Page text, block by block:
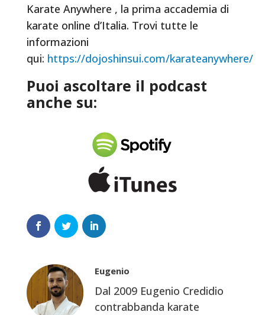
Karate Anywhere , la prima accademia di
karate online d’Italia. Trovi tutte le
informazioni
qui: https://dojoshinsui.com/karateanywhere/
Puoi ascoltare il podcast
anche su:
Eugenio
Dal 2009 Eugenio Credidio
contrabbanda karate